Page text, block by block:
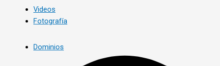
Videos
Fotografía
Dominios